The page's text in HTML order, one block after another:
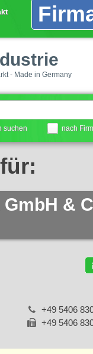
- Made in Germany
suchen nach
&
+49 5406
+49 5406